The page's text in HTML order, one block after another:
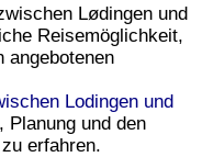
Lødingen und
Reisemöglichkeit,
angebotenen
Lodingen und
Planung und den
erfahren.